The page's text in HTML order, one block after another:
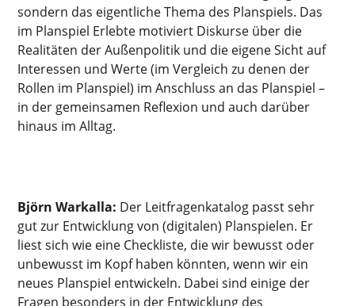
sondern das eigentliche Thema des Planspiels. Das
im Planspiel Erlebte motiviert Diskurse über die
Realitäten der Außenpolitik und die eigene Sicht auf
Interessen und Werte (im Vergleich zu denen der
Rollen im Planspiel) im Anschluss an das Planspiel –
in der gemeinsamen Reflexion und auch darüber
hinaus im Alltag.
Björn Warkalla: Der Leitfragenkatalog passt sehr
gut zur Entwicklung von (digitalen) Planspielen. Er
liest sich wie eine Checkliste, die wir bewusst oder
unbewusst im Kopf haben könnten, wenn wir ein
neues Planspiel entwickeln. Dabei sind einige der
Fragen besonders in der Entwicklung des